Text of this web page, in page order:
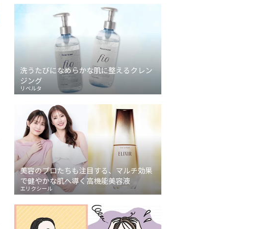
洗うたびになめらかな肌に整えるクレン
ジング
リベルタ
美容のプロたちも注目する、マルチ効果
で健やかな肌へ導く高機能美容液
エリクシール